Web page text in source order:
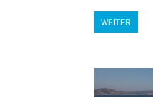
WEITER